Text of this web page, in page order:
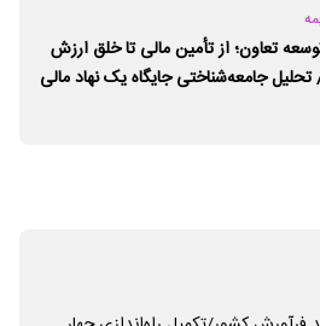
تعاون؛ از تأمین مالی تا خلق ارزش
تحلیل جامعه‌شناختی جایگاه یک نهاد مالی